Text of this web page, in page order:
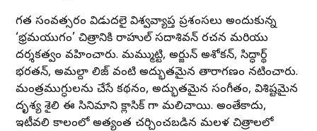
గత సంవత్సరం విడుదలై విశ్వవ్యాప్త ప్రశంసలు అందుకున్న
‘భ్రమయుగం’ చిత్రానికి రాహుల్ సదాశివన్ రచన మరియు
దర్శకత్వం వహించారు. మమ్ముట్టి, అర్జున్ అశోకన్, సిద్ధార్థ్
భరతన్, అమల్దా లిజ్ వంటి అద్భుతమైన తారాగణం నటించారు.
మంత్రముగ్ధులను చేసే కథనం, అద్భుతమైన సంగీతం, విశిష్టమైన
దృశ్య శైలి ఈ సినిమాని క్లాసిక్ గా మలిచాయి. అంతేకాదు,
ఇటీవలి కాలంలో అత్యంత చర్చించబడిన మలయాళ చిత్రాలలో